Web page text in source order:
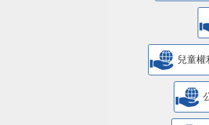
兒童權